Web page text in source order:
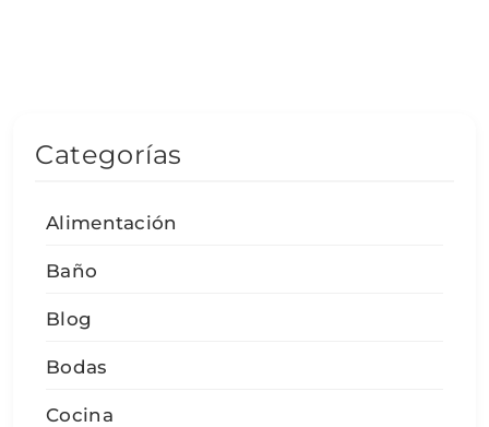
Categorías
Alimentación
Baño
Blog
Bodas
Cocina